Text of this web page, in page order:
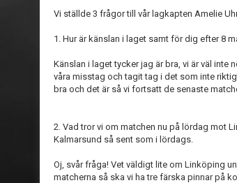
Vi ställde 3 frågor till vår lagkapten Amelie
1. Hur är känslan i laget samt för dig efter 8
Känslan i laget tycker jag är bra, vi är väl
våra misstag och tagit tag i det som inte
bra och det är så vi fortsatt de senaste
2. Vad tror vi om matchen nu på lördag mot
Kalmarsund så sent som i lördags.
Oj, svår fråga! Vet väldigt lite om Linköping
matcherna så ska vi ha tre färska pinnar på